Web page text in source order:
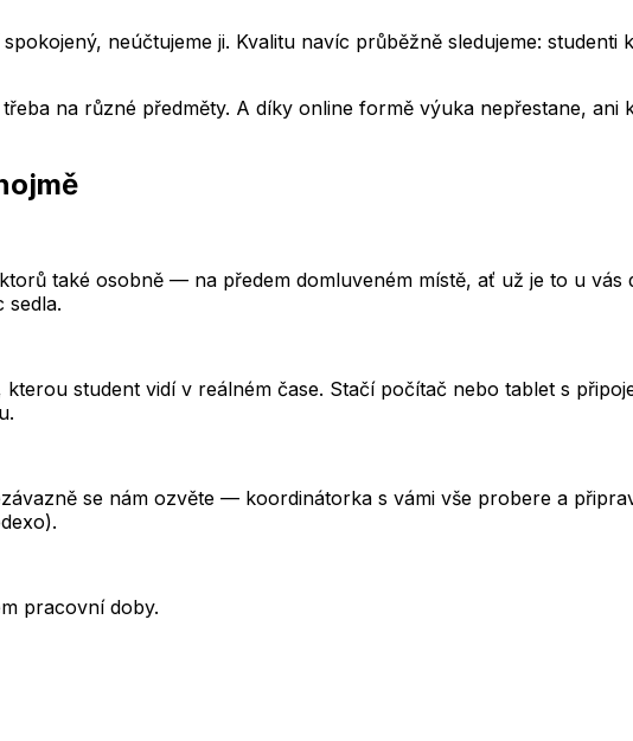
neúčtujeme ji. Kvalitu navíc průběžně sledujeme: studenti
na různé předměty. A díky online formě výuka nepřestane, ani
také osobně — na předem domluveném místě, ať už je to u
sedla.
student vidí v reálném čase. Stačí počítač nebo tablet s
se nám ozvěte — koordinátorka s vámi vše probere a
pracovní doby.